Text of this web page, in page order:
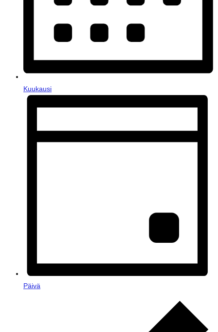
Kuukausi
Päivä